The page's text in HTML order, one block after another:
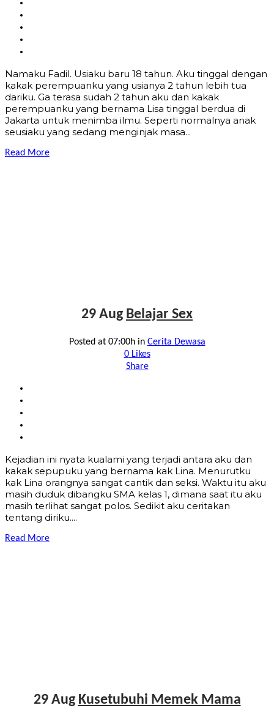
Namaku Fadil. Usiaku baru 18 tahun. Aku tinggal dengan
kakak perempuanku yang usianya 2 tahun lebih tua
dariku. Ga terasa sudah 2 tahun aku dan kakak
perempuanku yang bernama Lisa tinggal berdua di
Jakarta untuk menimba ilmu. Seperti normalnya anak
seusiaku yang sedang menginjak masa...
Read More
29 Aug Belajar Sex
Posted at 07:00hin Cerita Dewasa
0Likes
Share
Kejadian ini nyata kualami yang terjadi antara aku dan
kakak sepupuku yang bernama kak Lina. Menurutku
kak Lina orangnya sangat cantik dan seksi. Waktu itu aku
masih duduk dibangku SMA kelas 1, dimana saat itu aku
masih terlihat sangat polos. Sedikit aku ceritakan
tentang diriku....
Read More
29 Aug Kusetubuhi Memek Mama